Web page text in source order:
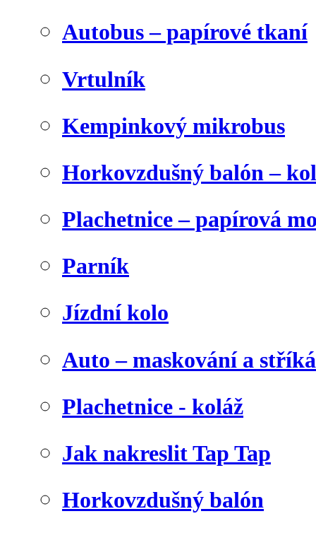
Autobus – papírové tkaní
Vrtulník
Kempinkový mikrobus
Horkovzdušný balón –
Plachetnice – papírová
Parník
Jízdní kolo
Auto – maskování a
Plachetnice - koláž
Jak nakreslit Tap Tap
Horkovzdušný balón